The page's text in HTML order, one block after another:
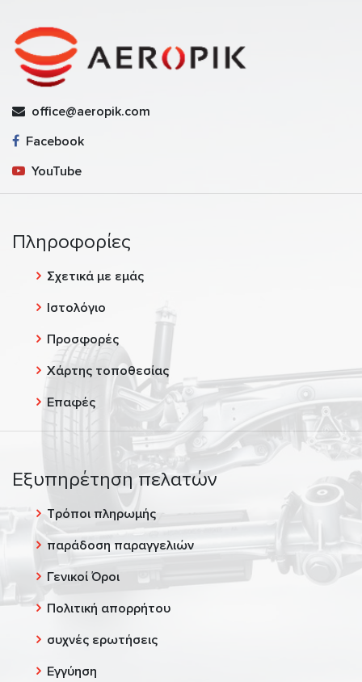
office@aeropik.com
Facebook
YouTube
Πληροφορίες
Σχετικά με εμάς
Ιστολόγιο
Προσφορές
Χάρτης τοποθεσίας
Επαφές
Εξυπηρέτηση πελατών
Τρόποι πληρωμής
παράδοση παραγγελιών
Γενικοί Όροι
Πολιτική απορρήτου
συχνές ερωτήσεις
Εγγύηση